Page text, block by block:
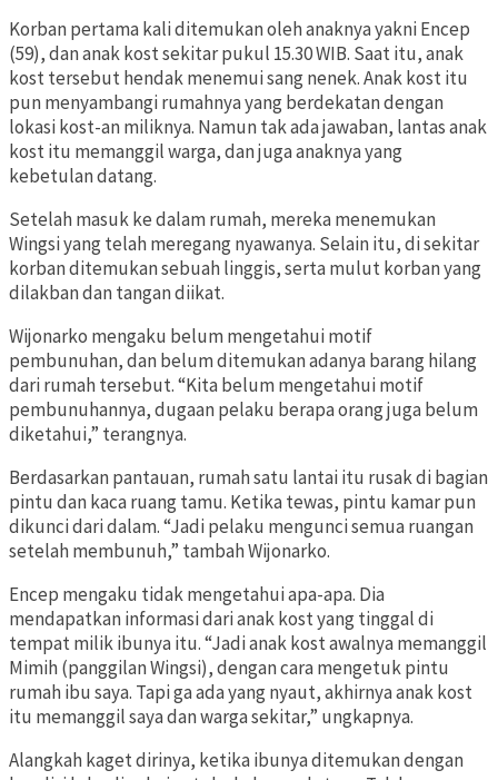
Korban pertama kali ditemukan oleh anaknya yakni Encep
(59), dan anak kost sekitar pukul 15.30 WIB. Saat itu, anak
kost tersebut hendak menemui sang nenek. Anak kost itu
pun menyambangi rumahnya yang berdekatan dengan
lokasi kost-an miliknya. Namun tak ada jawaban, lantas anak
kost itu memanggil warga, dan juga anaknya yang
kebetulan datang.
Setelah masuk ke dalam rumah, mereka menemukan
Wingsi yang telah meregang nyawanya. Selain itu, di sekitar
korban ditemukan sebuah linggis, serta mulut korban yang
dilakban dan tangan diikat.
Wijonarko mengaku belum mengetahui motif
pembunuhan, dan belum ditemukan adanya barang hilang
dari rumah tersebut. “Kita belum mengetahui motif
pembunuhannya, dugaan pelaku berapa orang juga belum
diketahui,” terangnya.
Berdasarkan pantauan, rumah satu lantai itu rusak di bagian
pintu dan kaca ruang tamu. Ketika tewas, pintu kamar pun
dikunci dari dalam. “Jadi pelaku mengunci semua ruangan
setelah membunuh,” tambah Wijonarko.
Encep mengaku tidak mengetahui apa-apa. Dia
mendapatkan informasi dari anak kost yang tinggal di
tempat milik ibunya itu. “Jadi anak kost awalnya memanggil
Mimih (panggilan Wingsi), dengan cara mengetuk pintu
rumah ibu saya. Tapi ga ada yang nyaut, akhirnya anak kost
itu memanggil saya dan warga sekitar,” ungkapnya.
Alangkah kaget dirinya, ketika ibunya ditemukan dengan